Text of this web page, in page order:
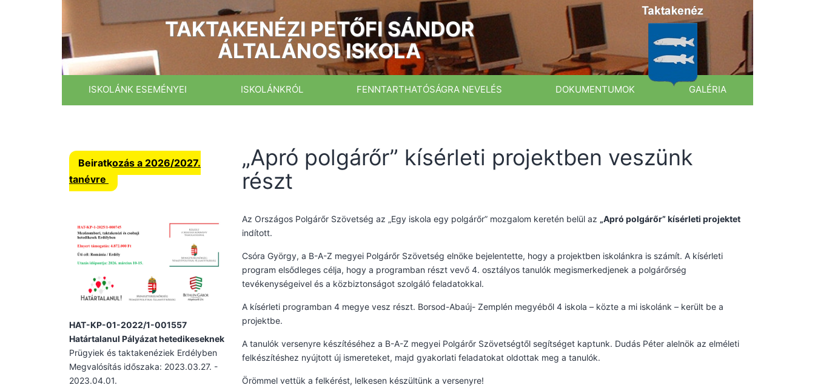
TAKTAKENÉZI PETŐFI SÁNDOR
ÁLTALÁNOS ISKOLA
ISKOLÁNK ESEMÉNYEI ISKOLÁNKRÓL FENNTARTHATÓSÁGRA NEVELÉS DOKUMENTUMOK GALÉRIA
Beiratkozás a 2026/2027.
tanévre
HAT-KP-01-2022/1-001557
Határtalanul Pályázat hetedikeseknek
Prügyiek és taktakenéziek Erdélyben
Megvalósítás időszaka: 2023.03.27. -
2023.04.01.
„Apró polgárőr” kísérleti projektben veszünk
részt
Az Országos Polgárőr Szövetség az „Egy iskola egy polgárőr” mozgalom keretén belül az „Apró polgárőr” kísérleti projektet
indított.
Csóra György, a B-A-Z megyei Polgárőr Szövetség elnöke bejelentette, hogy a projektben iskolánkra is számít. A kísérleti
program elsődleges célja, hogy a programban részt vevő 4. osztályos tanulók megismerkedjenek a polgárőrség
tevékenységeivel és a közbiztonságot szolgáló feladatokkal.
A kísérleti programban 4 megye vesz részt. Borsod-Abaúj- Zemplén megyéből 4 iskola – közte a mi iskolánk – került be a
projektbe.
A tanulók versenyre készítéséhez a B-A-Z megyei Polgárőr Szövetségtől segítséget kaptunk. Dudás Péter alelnök az elméleti
felkészítéshez nyújtott új ismereteket, majd gyakorlati feladatokat oldottak meg a tanulók.
Örömmel vettük a felkérést, lelkesen készültünk a versenyre!